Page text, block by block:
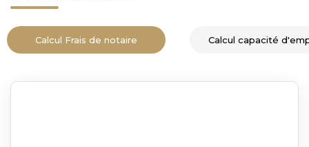
Calcul Frais de notaire Calcul capacité